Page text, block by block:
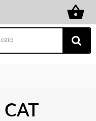
shopping_basket
CAT